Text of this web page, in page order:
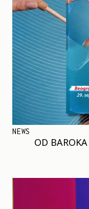
NEWS
OD